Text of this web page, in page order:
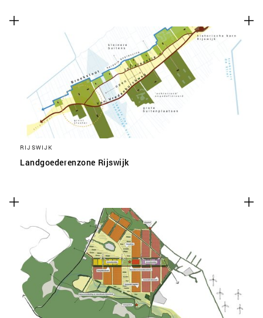
RIJSWIJK
Landgoederenzone Rijswijk